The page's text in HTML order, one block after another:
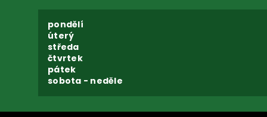
pondělí
úterý
středa
čtvrtek
pátek
sobota - neděle